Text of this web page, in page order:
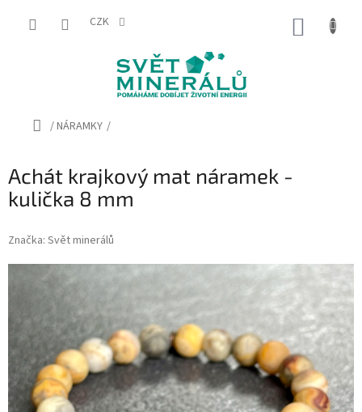
CZK
Domů
/NÁRAMKY /
Achát krajkový mat náramek -
kulička 8 mm
Značka: Svět minerálů